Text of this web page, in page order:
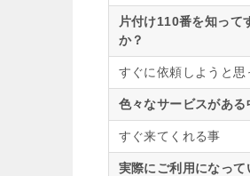
片付け110番を知って
か？
すぐに依頼しようと思
色々なサービスがあ
すぐ来てくれる事
実際にご利用になって